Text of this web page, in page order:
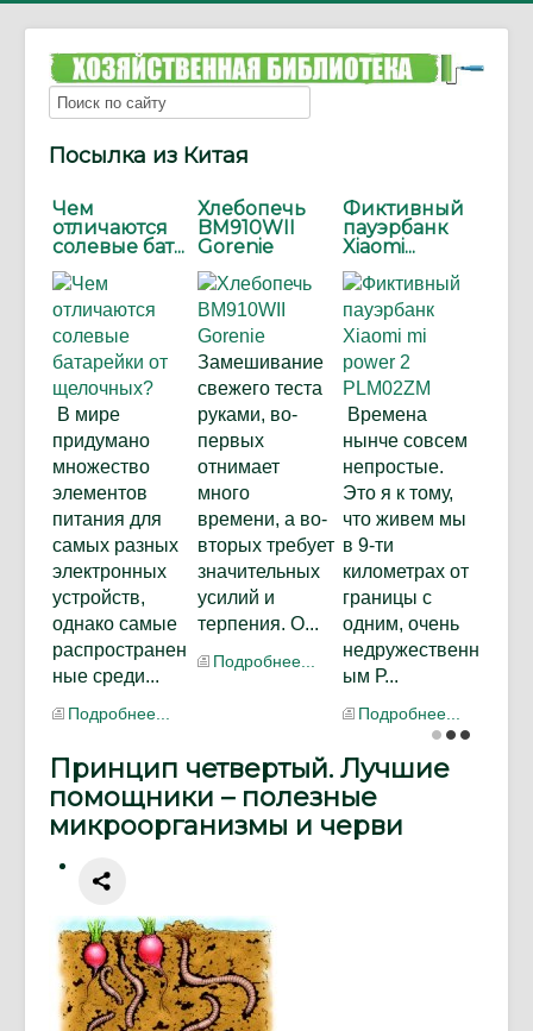
Посылка из Китая
Чем
отличаются
солевые бат...
В мире
придумано
множество
элементов
питания для
самых разных
электронных
устройств,
однако самые
распространен
ные среди...
Подробнее...
Хлебопечь
BM910WII
Gorenie
Замешивание
свежего теста
руками, во-
первых
отнимает
много
времени, а во-
вторых требует
значительных
усилий и
терпения. О...
Подробнее...
Фиктивный
пауэрбанк
Xiaomi...
Времена
нынче совсем
непростые.
Это я к тому,
что живем мы
в 9-ти
километрах от
границы с
одним, очень
недружественн
ым Р...
Подробнее...
Принцип четвертый. Лучшие
помощники – полезные
микроорганизмы и черви